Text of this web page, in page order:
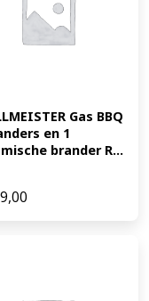
B 56,5 x D 40,5 cm
Gas BBQ
en 1
brander R...